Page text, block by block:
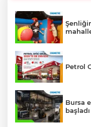
Petrol
Bursa
başladı